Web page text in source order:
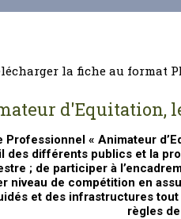
la fiche au format
d'Equitation,
Professionnel « Animateur
des différents publics et la
; de participer à
niveau de compétition en
et des infrastructures
règles